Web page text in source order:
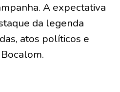
A expectativa
da legenda
atos políticos e